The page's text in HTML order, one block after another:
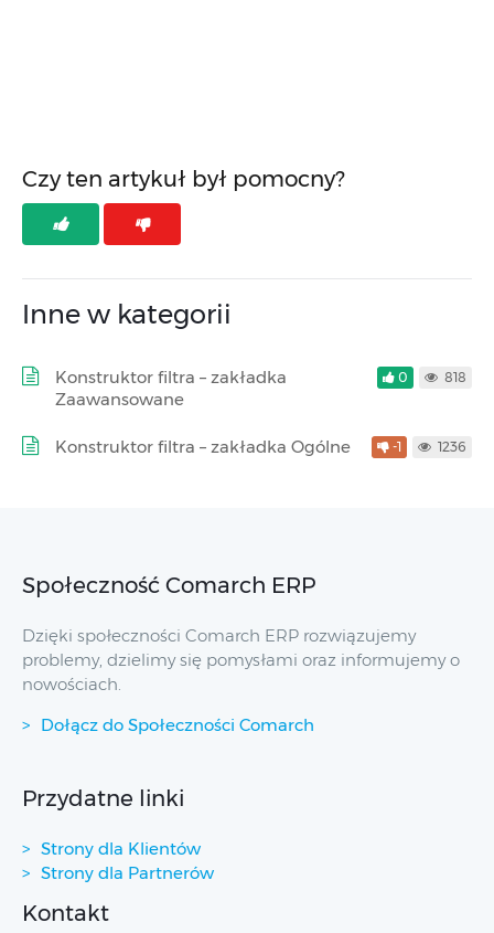
Czy ten artykuł był pomocny?
Inne w kategorii
Konstruktor filtra – zakładka
Zaawansowane
0 818
Konstruktor filtra – zakładka Ogólne -1 1236
Społeczność Comarch ERP
Dzięki społeczności Comarch ERP rozwiązujemy
problemy, dzielimy się pomysłami oraz informujemy o
nowościach.
Dołącz do Społeczności Comarch
Przydatne linki
Strony dla Klientów
Strony dla Partnerów
Kontakt